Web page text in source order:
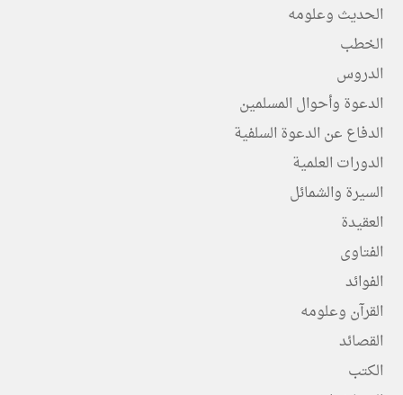
الحديث وعلومه
الخطب
الدروس
الدعوة وأحوال المسلمين
الدفاع عن الدعوة السلفية
الدورات العلمية
السيرة والشمائل
العقيدة
الفتاوى
الفوائد
القرآن وعلومه
القصائد
الكتب